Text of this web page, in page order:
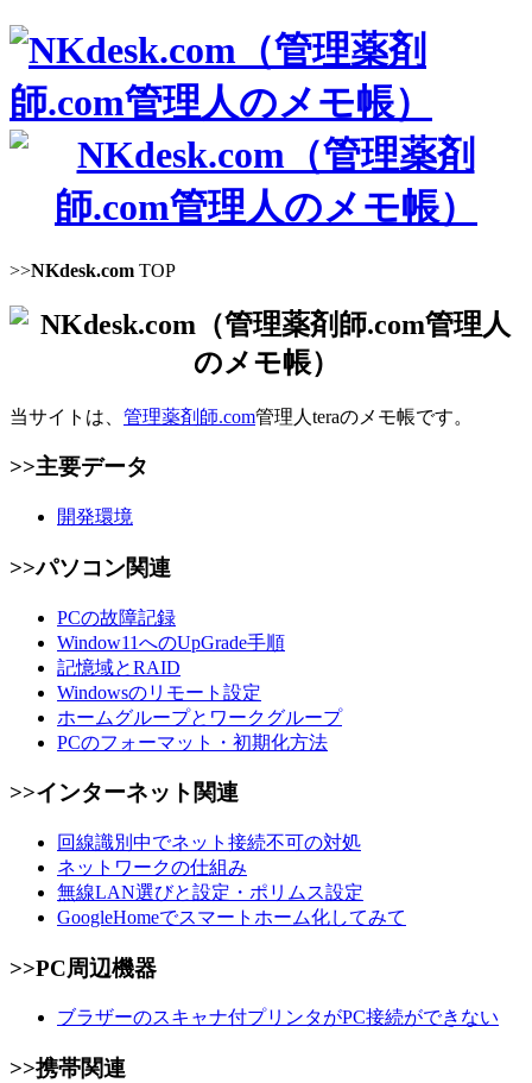
>>NKdesk.com TOP
当サイトは、 管理薬剤師.com管理人teraのメモ帳です。
>>主要データ
開発環境
>>パソコン関連
PCの故障記録
Window11へのUpGrade手順
記憶域とRAID
Windowsのリモート設定
ホームグループとワークグループ
PCのフォーマット・初期化方法
>>インターネット関連
回線識別中でネット接続不可の対処
ネットワークの仕組み
無線LAN選びと設定・ポリムス設定
GoogleHomeでスマートホーム化してみて
>>PC周辺機器
ブラザーのスキャナ付プリンタがPC接続ができない
>>携帯関連